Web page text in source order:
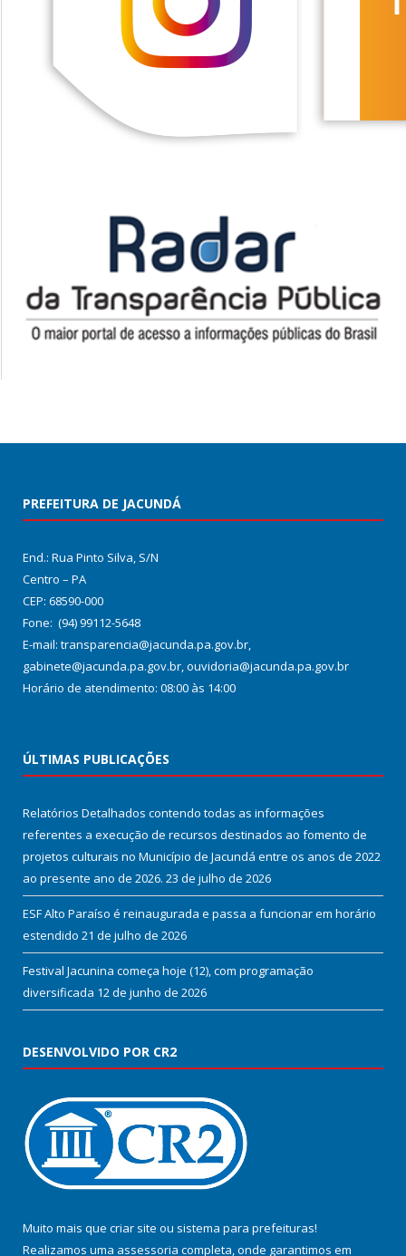
PREFEITURA DE JACUNDÁ
End.: Rua Pinto Silva, S/N
Centro – PA
CEP: 68590-000
Fone: (94) 99112-5648
E-mail: transparencia@jacunda.pa.gov.br,
gabinete@jacunda.pa.gov.br, ouvidoria@jacunda.pa.gov.br
Horário de atendimento: 08:00 às 14:00
ÚLTIMAS PUBLICAÇÕES
Relatórios Detalhados contendo todas as informações
referentes a execução de recursos destinados ao fomento de
projetos culturais no Município de Jacundá entre os anos de 2022
ao presente ano de 2026. 23 de julho de 2026
ESF Alto Paraíso é reinaugurada e passa a funcionar em horário
estendido 21 de julho de 2026
Festival Jacunina começa hoje (12), com programação
diversificada 12 de junho de 2026
DESENVOLVIDO POR CR2
Muito mais que criar site ou sistema para prefeituras!
Realizamos uma assessoria completa, onde garantimos em